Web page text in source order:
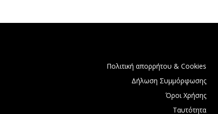
Πολιτική απορρήτου & Cookies
Δήλωση Συμμόρφωσης
Όροι Χρήσης
Ταυτότητα